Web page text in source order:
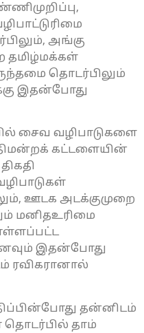
அங்கு
தமிழ்மக்கள்
தொடர்பிலும்
இதன்போது
சைவ வழிபாடுகளை
கட்டளையின்
ஊடக அடக்குமுறை
மனிதஉரிமை
இதன்போது
ரவிகரானால்
தன்னிடம்
தொடர்பில் தாம்